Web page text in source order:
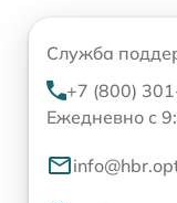
Служба
+7 (800)
Ежедневно с